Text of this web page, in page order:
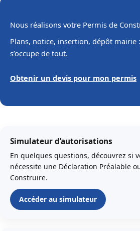
Nous réalisons votre Permis de
Plans, notice, insertion, dépôt mairie
s’occupe de tout.
Obtenir un devis pour mon permis
Simulateur d’autorisations
En quelques questions, découvrez si
nécessite une Déclaration Préalable
Construire.
Accéder au simulateur